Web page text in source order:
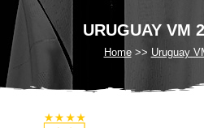
URUGUAY VM
Home Uruguay